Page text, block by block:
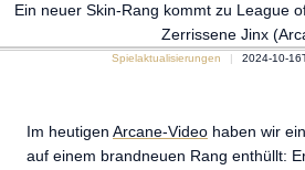
Ein neuer Skin-Rang kommt zu League
Zerrissene Jinx
Spielaktualisierungen 2024-10-
Im heutigen Arcane-Video haben wir
auf einem brandneuen Rang enthüllt: